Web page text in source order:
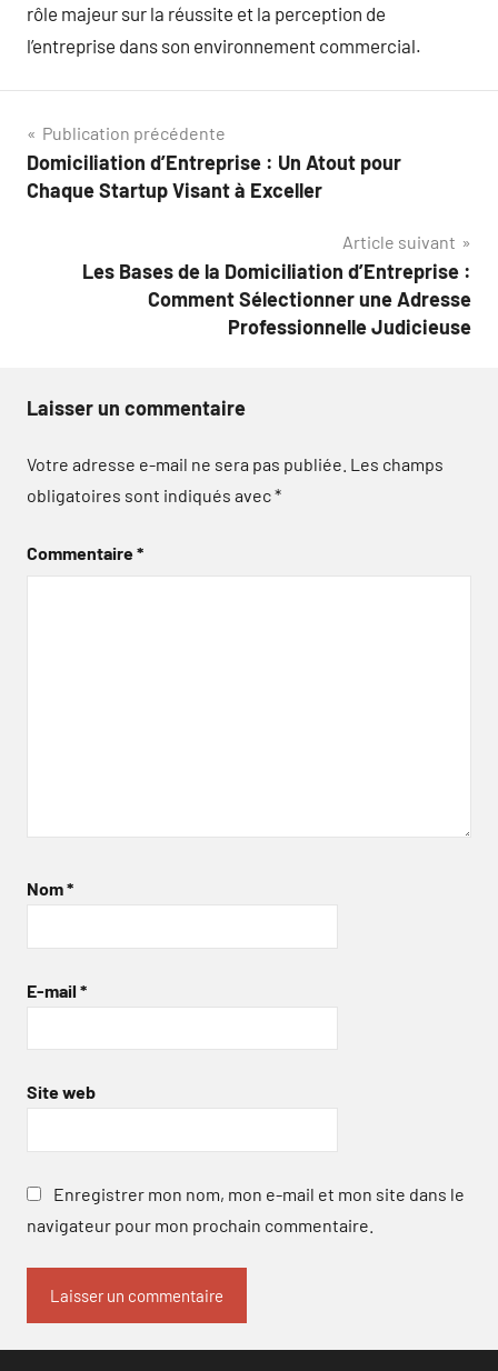
rôle majeur sur la réussite et la perception de
l’entreprise dans son environnement commercial.
Navigation
de
Publication précédente
Domiciliation d’Entreprise : Un Atout pour
Chaque Startup Visant à Exceller
Article suivant
Les Bases de la Domiciliation d’Entreprise :
Comment Sélectionner une Adresse
Professionnelle Judicieuse
Laisser un commentaire
Votre adresse e-mail ne sera pas publiée. Les champs
obligatoires sont indiqués avec*
Commentaire*
Nom*
E-mail *
Site web
Enregistrer mon nom, mon e-mail et mon site dans le
navigateur pour mon prochain commentaire.